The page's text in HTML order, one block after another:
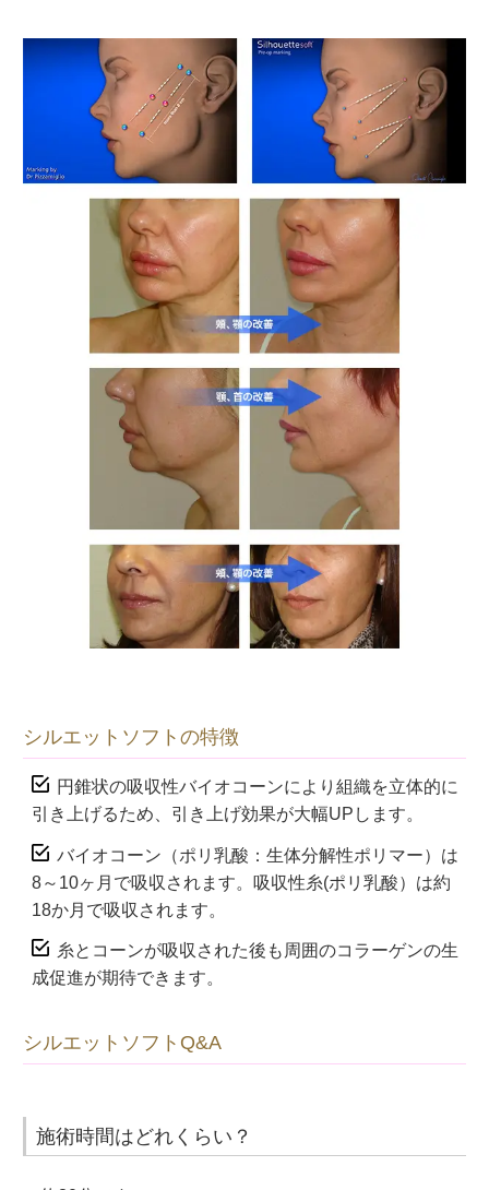
シルエットソフトの特徴
円錐状の吸収性バイオコーンにより組織を立体的に
引き上げるため、引き上げ効果が大幅UPします。
バイオコーン（ポリ乳酸：生体分解性ポリマー）は
8～10ヶ月で吸収されます。吸収性糸(ポリ乳酸）は約
18か月で吸収されます。
糸とコーンが吸収された後も周囲のコラーゲンの生
成促進が期待できます。
シルエットソフトQ&A
施術時間はどれくらい？